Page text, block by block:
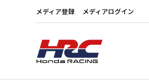
メディア登録 メディアログイン